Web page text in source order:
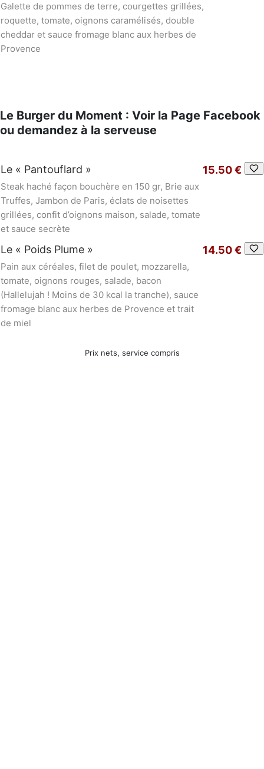
Galette de pommes de terre, courgettes grillées,
roquette, tomate, oignons caramélisés, double
cheddar et sauce fromage blanc aux herbes de
Provence
Le Burger du Moment : Voir la Page Facebook
ou demandez à la serveuse
Le « Pantouflard »
Steak haché façon bouchère en 150 gr, Brie aux
Truffes, Jambon de Paris, éclats de noisettes
grillées, confit d’oignons maison, salade, tomate
et sauce secrète
15.50 €
Le « Poids Plume »
Pain aux céréales, filet de poulet, mozzarella,
tomate, oignons rouges, salade, bacon
(Hallelujah ! Moins de 30 kcal la tranche), sauce
fromage blanc aux herbes de Provence et trait
de miel
14.50 €
Prix nets, service compris